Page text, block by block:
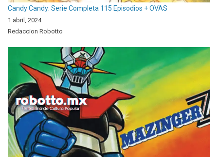
Candy Candy: Serie Completa 115 Episodios + OVAS
1 abril, 2024
Redaccion Robotto